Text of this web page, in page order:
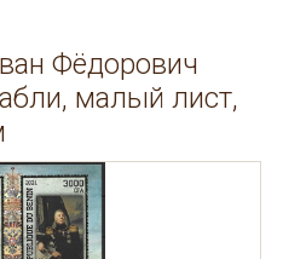
Фёдорович
малый лист,